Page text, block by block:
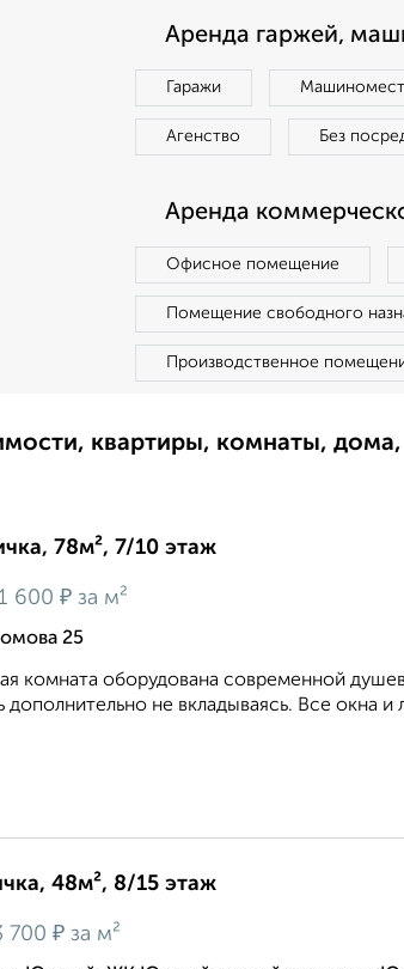
Аренда гаржей,
Гаражи
Агенство Без
Аренда
Офисное помещение
Помещение свободного
Производственное
квартиры, комнаты,
78м², 7/10 этаж
600 ₽ за м²
25
комната оборудована современной
дополнительно не вкладываясь. Все
48м², 8/15 этаж
700 ₽ за м²